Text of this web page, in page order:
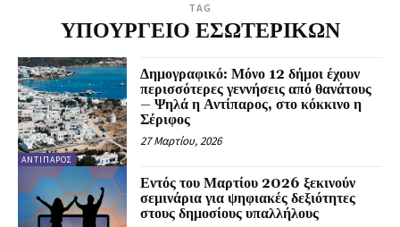
TAG
ΥΠΟΥΡΓΕΙΟ ΕΣΩΤΕΡΙΚΩΝ
ΑΝΤΊΠΑΡΟΣ
Δημογραφικό: Μόνο 12 δήμοι έχουν
περισσότερες γεννήσεις από θανάτους
– Ψηλά η Αντίπαρος, στο κόκκινο η
Σέριφος
27 Μαρτίου, 2026
Εντός του Μαρτίου 2026 ξεκινούν
σεμινάρια για ψηφιακές δεξιότητες
στους δημοσίους υπαλλήλους